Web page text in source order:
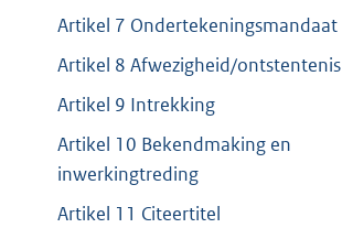
Artikel 7 Ondertekeningsmandaat
Artikel 8 Afwezigheid/ontstentenis
Artikel 9 Intrekking
Artikel 10 Bekendmaking en
inwerkingtreding
Artikel 11 Citeertitel